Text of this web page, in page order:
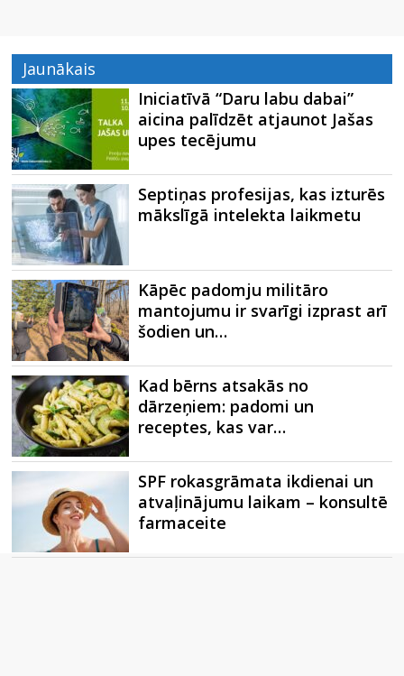
Jaunākais
Iniciatīvā “Daru labu dabai”
aicina palīdzēt atjaunot Jašas
upes tecējumu
Septiņas profesijas, kas izturēs
mākslīgā intelekta laikmetu
Kāpēc padomju militāro
mantojumu ir svarīgi izprast arī
šodien un…
Kad bērns atsakās no
dārzeņiem: padomi un
receptes, kas var…
SPF rokasgrāmata ikdienai un
atvaļinājumu laikam – konsultē
farmaceite